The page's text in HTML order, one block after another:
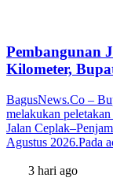
Pembangunan
Kilometer,
BagusNews.Co –
melakukan
Jalan
Agustus 2026.Pada
3 hari ago